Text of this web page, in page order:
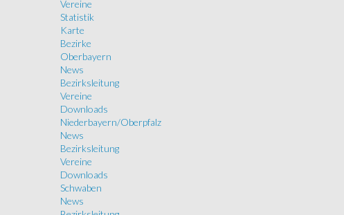
Vereine
Statistik
Karte
Bezirke
Oberbayern
News
Bezirksleitung
Vereine
Downloads
Niederbayern/Oberpfalz
News
Bezirksleitung
Vereine
Downloads
Schwaben
News